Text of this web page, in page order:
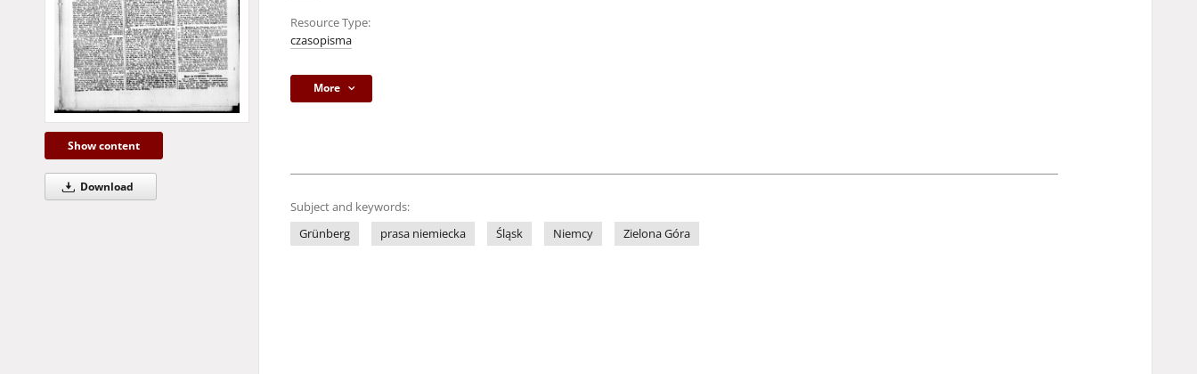
Show content
Download
Resource Type:
czasopisma
More
Subject and keywords:
Grünberg
prasa niemiecka Śląsk Niemcy Zielona Góra